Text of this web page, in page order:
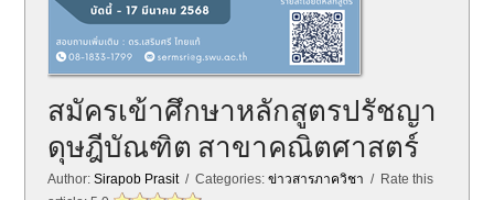
สมัครเข้าศึกษาหลักสูตรปรัชญา
ดุษฎีบัณฑิต สาขาคณิตศาสตร์
Author:Sirapob Prasit/ Categories:ข่าวสารภาควิชา / Rate this